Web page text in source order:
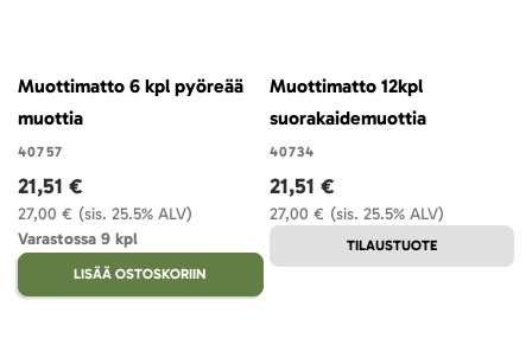
Muottimatto 6 kpl pyöreää
muottia
40757
(sis. 25.5% ALV)
27,00 €
21,51 €
Varastossa 9 kpl
LISÄÄ OSTOSKORIIN
Muottimatto 12kpl
suorakaidemuottia
40734
(sis. 25.5% ALV)
27,00 €
21,51 €
TILAUSTUOTE